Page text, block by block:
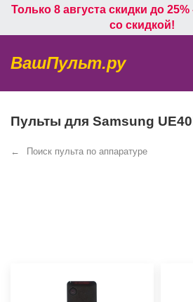
Только 8 августа скидки до
со скидкой!
ВашПульт.ру
Пульты для Samsung
Поиск пульта по аппаратуре